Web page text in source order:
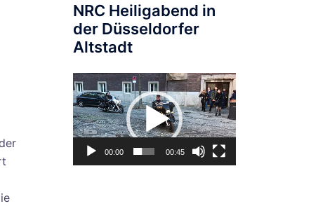
NRC Heiligabend in
der Düsseldorfer
Altstadt
Video-
Player
00:00 00:45